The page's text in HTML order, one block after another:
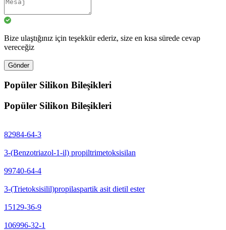
Bize ulaştığınız için teşekkür ederiz, size en kısa sürede cevap
vereceğiz
Gönder
Popüler Silikon Bileşikleri
Popüler Silikon Bileşikleri
82984-64-3
3-(Benzotriazol-1-il) propiltrimetoksisilan
99740-64-4
3-(Trietoksisilil)propilaspartik asit dietil ester
15129-36-9
106996-32-1